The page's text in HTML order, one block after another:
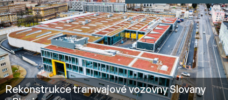
Rekonstrukce tramvajové vozovny Slovany